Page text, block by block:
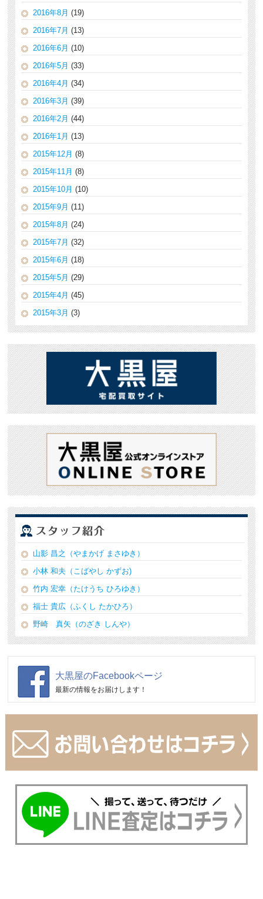
2016年8月 (19)
2016年7月 (13)
2016年6月 (10)
2016年5月 (33)
2016年4月 (34)
2016年3月 (39)
2016年2月 (44)
2016年1月 (13)
2015年12月 (8)
2015年11月 (8)
2015年10月 (10)
2015年9月 (11)
2015年8月 (24)
2015年7月 (32)
2015年6月 (18)
2015年5月 (29)
2015年4月 (45)
2015年3月 (3)
山影 昌之（やまかげ まさゆき）
小林 和夫（こばやし かずお)
竹内 宏幸（たけうち ひろゆき）
福士 貴広（ふくし たかひろ）
野崎 真矢（のざき しんや）
大黒屋のFacebookページ
最新の情報をお届けします！